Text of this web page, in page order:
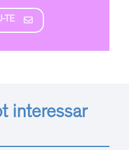
TE
interessar